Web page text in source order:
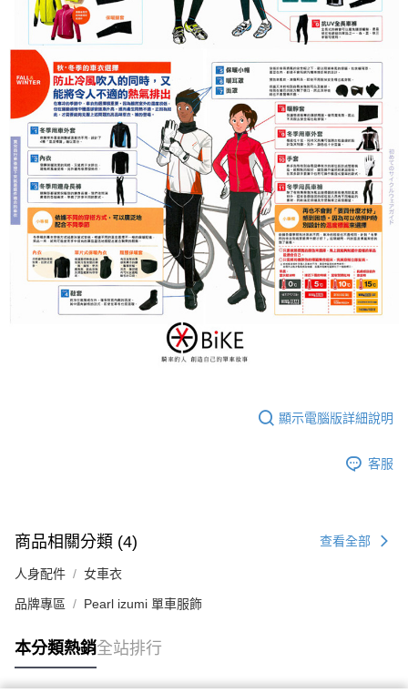
顯示電腦版詳細說明
客服
商品相關分類 (4) 查看全部
人身配件 女車衣
品牌專區 Pearl izumi 單車服飾
本分類熱銷全站排行